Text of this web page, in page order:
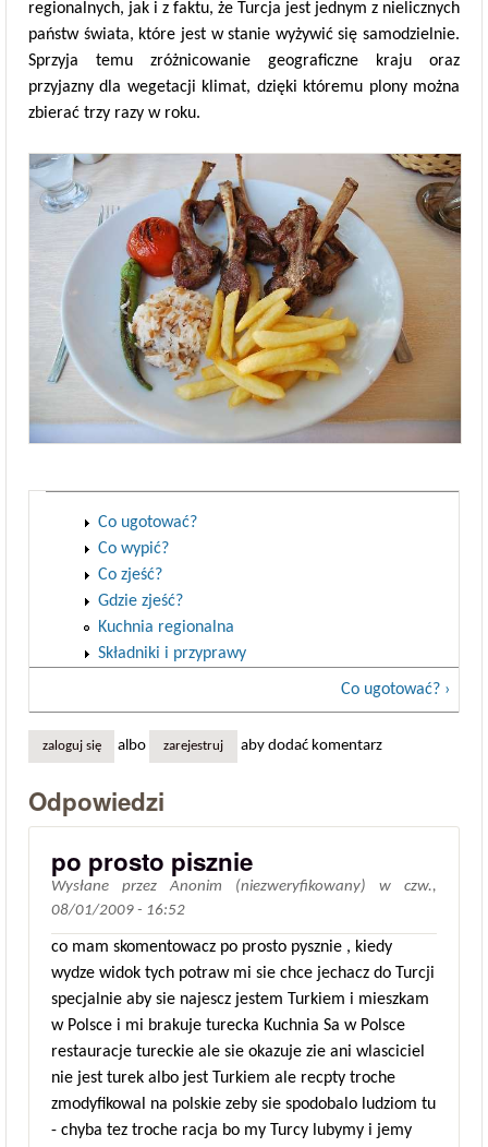
regionalnych, jak i z faktu, że Turcja jest jednym z nielicznych
państw świata, które jest w stanie wyżywić się samodzielnie.
Sprzyja temu zróżnicowanie geograficzne kraju oraz
przyjazny dla wegetacji klimat, dzięki któremu plony można
zbierać trzy razy w roku.
Co ugotować?
Co wypić?
Co zjeść?
Gdzie zjeść?
Kuchnia regionalna
Składniki i przyprawy
Co ugotować? ›
zaloguj się albo zarejestruj aby dodać komentarz
Odpowiedzi
po prosto pisznie
Wysłane przezAnonim (niezweryfikowany) w czw.,
08/01/2009 - 16:52
co mam skomentowacz po prosto pysznie , kiedy
wydze widok tych potraw mi sie chce jechacz do Turcji
specjalnie aby sie najescz jestem Turkiem i mieszkam
w Polsce i mi brakuje turecka Kuchnia Sa w Polsce
restauracje tureckie ale sie okazuje zie ani wlasciciel
nie jest turek albo jest Turkiem ale recpty troche
zmodyfikowal na polskie zeby sie spodobalo ludziom tu
- chyba tez troche racja bo my Turcy lubymy i jemy